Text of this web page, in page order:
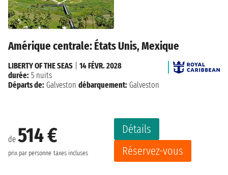
Amérique centrale: États Unis, Mexique
de 514 €
prix par personne taxes incluses
Détails
Réservez-vous
LIBERTY OF THE SEAS
14 FÉVR. 2028
durée: 5 nuits
Départs de: Galveston débarquement: Galveston